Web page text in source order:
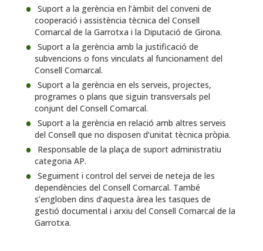
Suport a la gerència en l’àmbit del conveni de
cooperació i assistència tècnica del Consell
Comarcal de la Garrotxa i la Diputació de Girona.
Suport a la gerència amb la justificació de
subvencions o fons vinculats al funcionament del
Consell Comarcal.
Suport a la gerència en els serveis, projectes,
programes o plans que siguin transversals pel
conjunt del Consell Comarcal.
Suport a la gerència en relació amb altres serveis
del Consell que no disposen d’unitat tècnica pròpia.
Responsable de la plaça de suport administratiu
categoria AP.
Seguiment i control del servei de neteja de les
dependències del Consell Comarcal. També
s’engloben dins d’aquesta àrea les tasques de
gestió documental i arxiu del Consell Comarcal de la
Garrotxa.